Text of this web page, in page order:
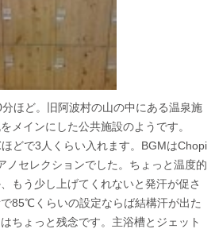
ほど。旧阿波村の山の中にある温泉施
メインにした公共施設のようです。
どで3人くらい入れます。BGMはChopi
ノセレクションでした。ちょっと温度的
もう少し上げてくれないと発汗が促さ
85℃くらいの設定ならば結構汗が出た
ちょっと残念です。主浴槽とジェット